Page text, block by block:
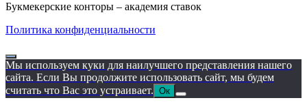
Букмекерские конторы – академия ставок
Политика конфиденциальности
Мы используем куки для наилучшего представления нашего
сайта. Если Вы продолжите использовать сайт, мы будем
считать что Вас это устраивает. Ок